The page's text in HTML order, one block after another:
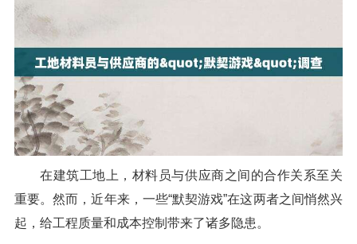
在建筑工地上，材料员与供应商之间的合作关系至关
重要。然而，近年来，一些“默契游戏”在这两者之间悄然兴
起，给工程质量和成本控制带来了诸多隐患。